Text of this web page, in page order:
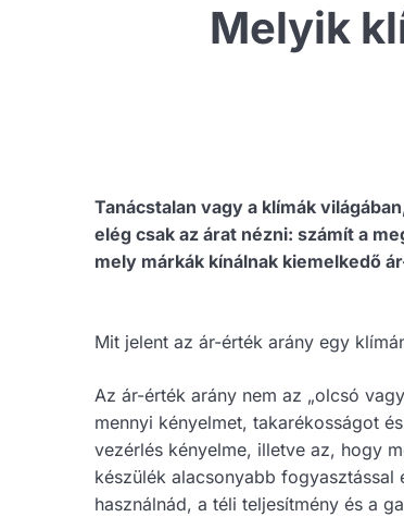
Melyik
Tanácstalan vagy a klímák
elég csak az árat nézni: számít a
mely márkák kínálnak kiemelkedő
Mit jelent az ár-érték arány egy
Az ár-érték arány nem az „olcsó
mennyi kényelmet, takarékosságot
vezérlés kényelme, illetve az, hogy
készülék alacsonyabb
használnád, a téli teljesítmény és a